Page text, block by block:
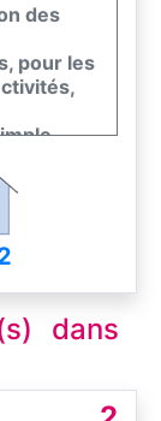
des
pour les
le
dans